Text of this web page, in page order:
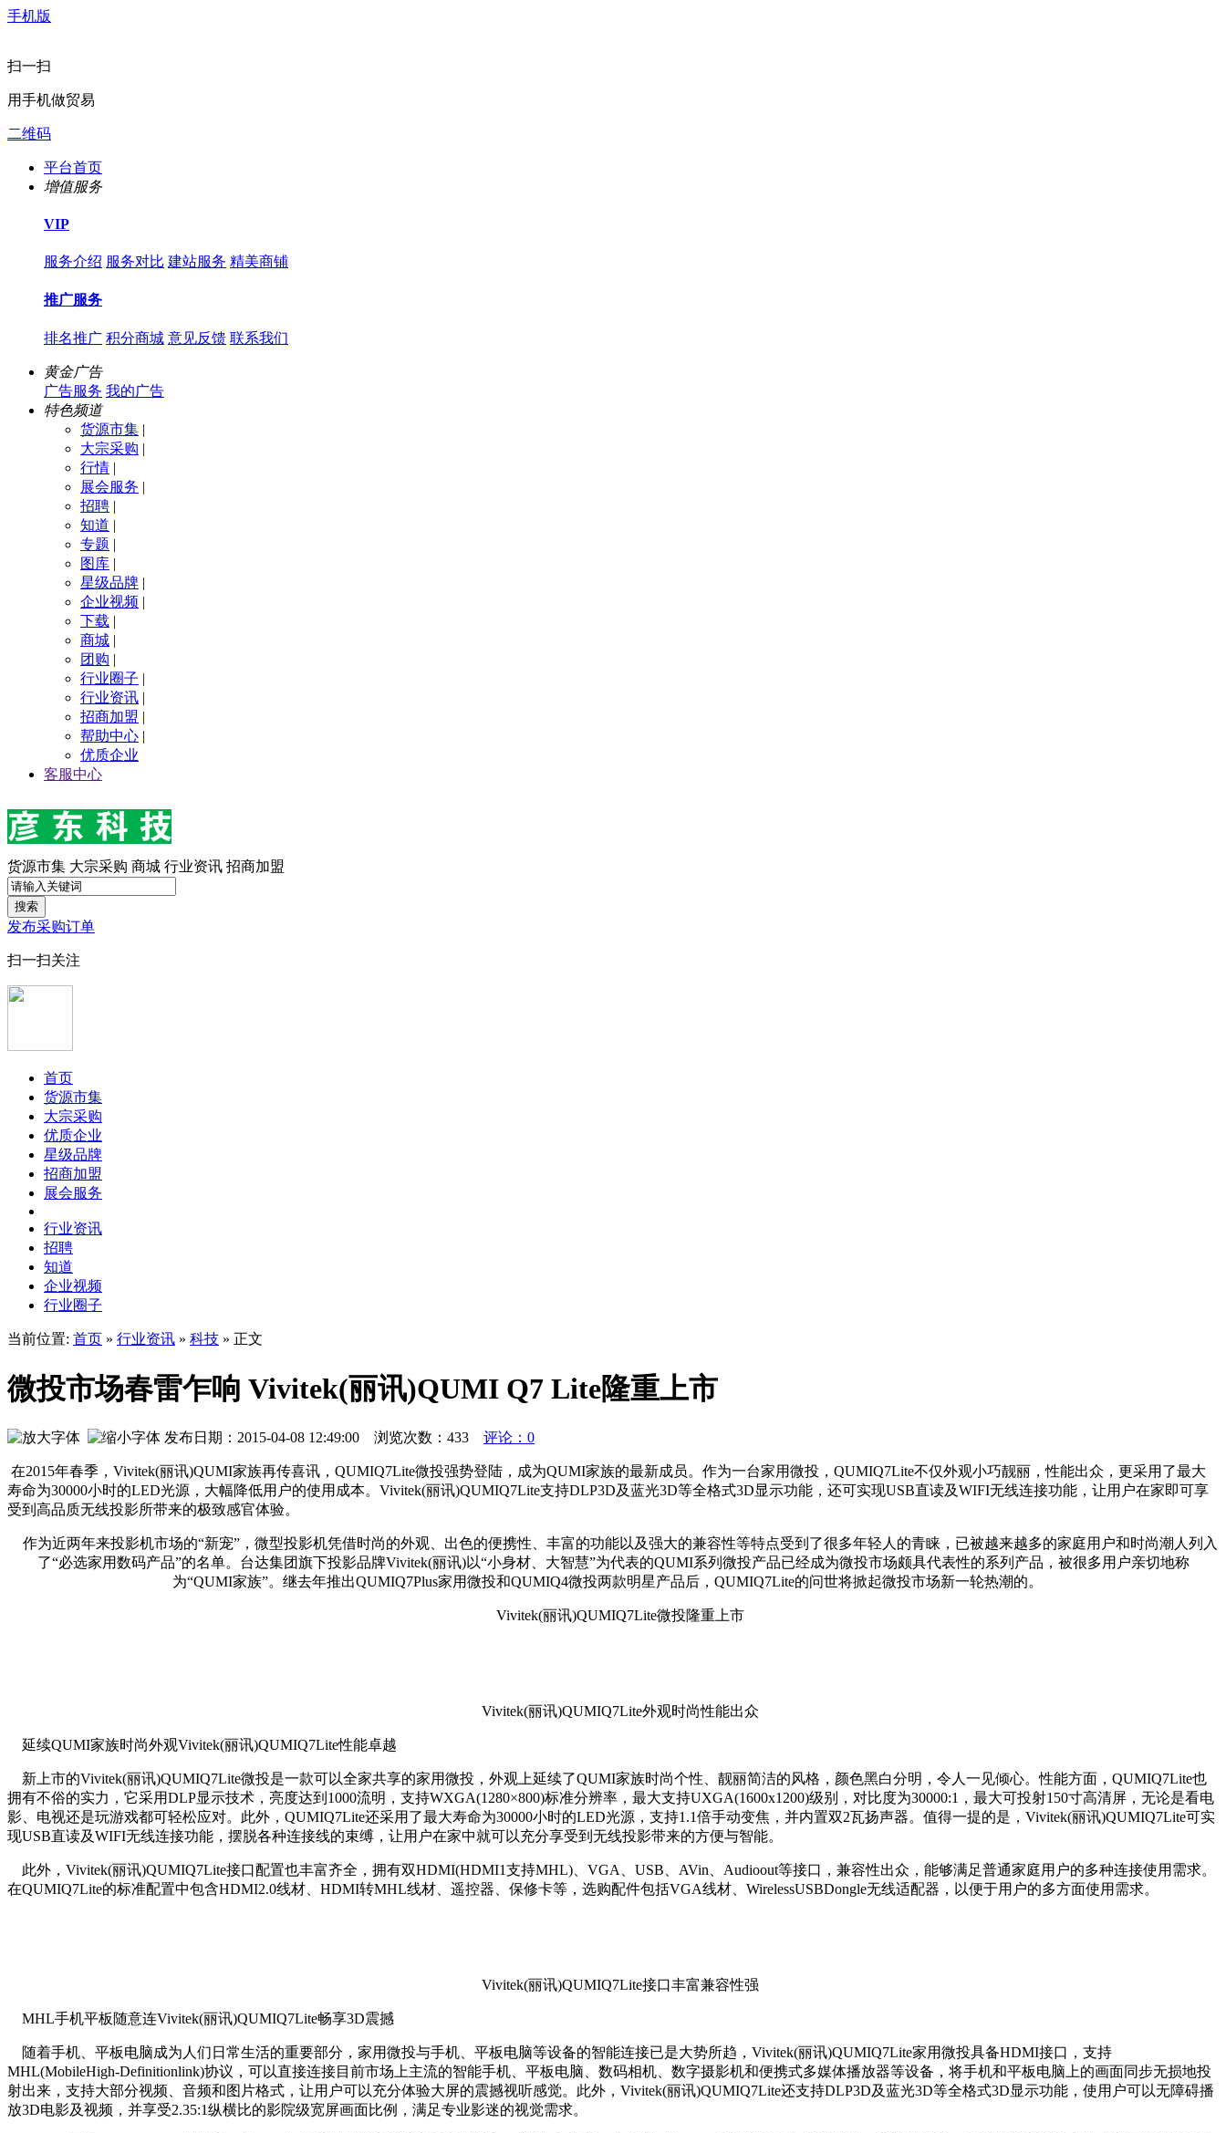
手机版
扫一扫
用手机做贸易
二维码
平台首页
增值服务
VIP
服务介绍 服务对比 建站服务 精美商铺
推广服务
排名推广 积分商城 意见反馈 联系我们
黄金广告
广告服务 我的广告
特色频道
货源市集 |
大宗采购 |
行情 |
展会服务 |
招聘 |
知道 |
专题 |
图库 |
星级品牌 |
企业视频 |
下载 |
商城 |
团购 |
行业圈子 |
行业资讯 |
招商加盟 |
帮助中心 |
优质企业
客服中心
货源市集 大宗采购 商城 行业资讯 招商加盟
搜索
发布采购订单
扫一扫关注
首页
货源市集
大宗采购
优质企业
星级品牌
招商加盟
展会服务
行业资讯
招聘
知道
企业视频
行业圈子
当前位置: 首页 » 行业资讯 » 科技 » 正文
微投市场春雷乍响 Vivitek(丽讯)QUMI Q7 Lite隆重上市
发布日期：2015-04-08 12:49:00 浏览次数： 433 评论：0
在2015年春季，Vivitek(丽讯)QUMI家族再传喜讯，QUMIQ7Lite微投强势登陆，成为QUMI家族的最新成员。作为一台家用微投，QUMIQ7Lite不仅外观小巧靓丽，性能出众，更采用了最大
寿命为30000小时的LED光源，大幅降低用户的使用成本。Vivitek(丽讯)QUMIQ7Lite支持DLP3D及蓝光3D等全格式3D显示功能，还可实现USB直读及WIFI无线连接功能，让用户在家即可享
受到高品质无线投影所带来的极致感官体验。
作为近两年来投影机市场的“新宠”，微型投影机凭借时尚的外观、出色的便携性、丰富的功能以及强大的兼容性等特点受到了很多年轻人的青睐，已被越来越多的家庭用户和时尚潮人列入
了“必选家用数码产品”的名单。台达集团旗下投影品牌Vivitek(丽讯)以“小身材、大智慧”为代表的QUMI系列微投产品已经成为微投市场颇具代表性的系列产品，被很多用户亲切地称
为“QUMI家族”。继去年推出QUMIQ7Plus家用微投和QUMIQ4微投两款明星产品后，QUMIQ7Lite的问世将掀起微投市场新一轮热潮的。
Vivitek(丽讯)QUMIQ7Lite微投隆重上市
Vivitek(丽讯)QUMIQ7Lite外观时尚性能出众
延续QUMI家族时尚外观Vivitek(丽讯)QUMIQ7Lite性能卓越
新上市的Vivitek(丽讯)QUMIQ7Lite微投是一款可以全家共享的家用微投，外观上延续了QUMI家族时尚个性、靓丽简洁的风格，颜色黑白分明，令人一见倾心。性能方面，QUMIQ7Lite也
拥有不俗的实力，它采用DLP显示技术，亮度达到1000流明，支持WXGA(1280×800)标准分辨率，最大支持UXGA(1600x1200)级别，对比度为30000:1，最大可投射150寸高清屏，无论是看电
影、电视还是玩游戏都可轻松应对。此外，QUMIQ7Lite还采用了最大寿命为30000小时的LED光源，支持1.1倍手动变焦，并内置双2瓦扬声器。值得一提的是，Vivitek(丽讯)QUMIQ7Lite可实
现USB直读及WIFI无线连接功能，摆脱各种连接线的束缚，让用户在家中就可以充分享受到无线投影带来的方便与智能。
此外，Vivitek(丽讯)QUMIQ7Lite接口配置也丰富齐全，拥有双HDMI(HDMI1支持MHL)、VGA、USB、AVin、Audioout等接口，兼容性出众，能够满足普通家庭用户的多种连接使用需求。
在QUMIQ7Lite的标准配置中包含HDMI2.0线材、HDMI转MHL线材、遥控器、保修卡等，选购配件包括VGA线材、WirelessUSBDongle无线适配器，以便于用户的多方面使用需求。
Vivitek(丽讯)QUMIQ7Lite接口丰富兼容性强
MHL手机平板随意连Vivitek(丽讯)QUMIQ7Lite畅享3D震撼
随着手机、平板电脑成为人们日常生活的重要部分，家用微投与手机、平板电脑等设备的智能连接已是大势所趋，Vivitek(丽讯)QUMIQ7Lite家用微投具备HDMI接口，支持
MHL(MobileHigh-Definitionlink)协议，可以直接连接目前市场上主流的智能手机、平板电脑、数码相机、数字摄影机和便携式多媒体播放器等设备，将手机和平板电脑上的画面同步无损地投
射出来，支持大部分视频、音频和图片格式，让用户可以充分体验大屏的震撼视听感觉。此外，Vivitek(丽讯)QUMIQ7Lite还支持DLP3D及蓝光3D等全格式3D显示功能，使用户可以无障碍播
放3D电影及视频，并享受2.35:1纵横比的影院级宽屏画面比例，满足专业影迷的视觉需求。